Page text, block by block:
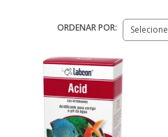
ORDENAR POR: Selecione